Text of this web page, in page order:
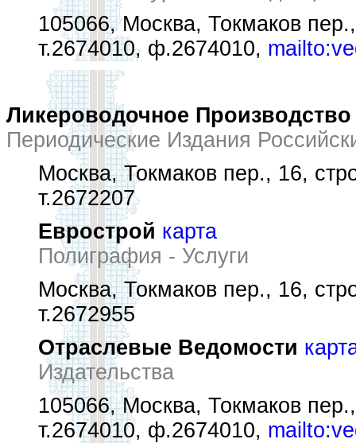
105066, Москва, Токмаков
т.2674010, ф.2674010,
Ликероводочное
Периодические Издания
Москва, Токмаков пер., 16,
т.2672207
Еврострой карта
Полиграфия - Услуги
Москва, Токмаков пер., 16,
т.2672955
Отраслевые Ведомости
Издательства
105066, Москва, Токмаков
т.2674010, ф.2674010,